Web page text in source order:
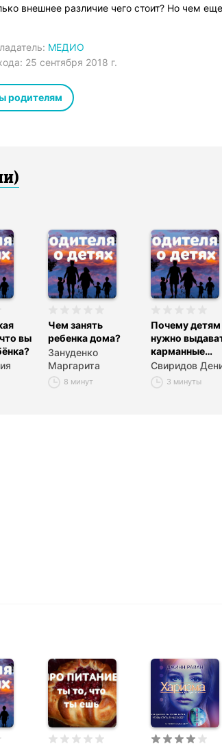
внешнее различие чего стоит? Но чем
МЕДИО
25 сентября 2018 г.
родителям
вы
Чем занять
ребенка дома?
Зануденко
Маргарита
8 минут
Почему детям
нужно
карманные
деньги?
Свиридов
3 минуты